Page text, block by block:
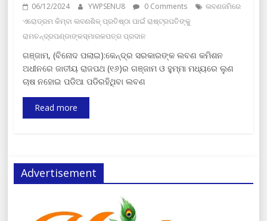
06/12/2024 YWPSENU8 0 Comments
ଲବଣଜମିରେ
ଏରୋଡ୍ରମ କିମ୍ବା ଲବଣଶିଳ୍ ପ୍ରତିଷ୍ଠା ପାଇଁ ରାଷ୍ଟ୍ରପତିଙ୍କୁ
ରାମଚନ୍ଦ୍ରପଣ୍ଡାଙ୍କସ୍ମାରକପତ୍ର ପ୍ରଦାନ
ଗଞ୍ଜାମ, (ବିନୋଦ ପଲାଇ):କେନ୍ଦ୍ର ସରକାରଙ୍କ ଲବଣ କମିଶନ
ଅଧୀନରେ ଜାତୀୟ ରାଜପଥ (୧୬)ର ଗଞ୍ଜାମ ଓ ହୁମ୍ମା ମଧ୍ୟରେ ଲୁଣ
ଚାଷ ନହୋଇ ପଡିଆ ପଡିରହିଥିବା ଲବଣ
Read more
Advertisement